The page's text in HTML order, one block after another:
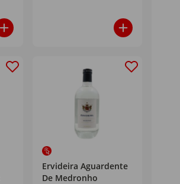
Ervideira Aguardente
De Medronho